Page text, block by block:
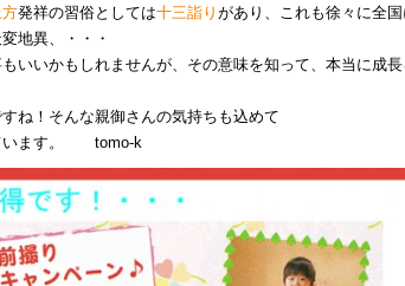
発祥の習俗としては十三詣り があり、これも徐々に全国
地異、・・・
いいかもしれませんが、その意味を知って、本当に成長
ね！そんな親御さんの気持ちも込めて
ています。 tomo-k